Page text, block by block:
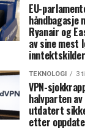
EU-
håndbagasje
Ryanair og
av sine mest
inntektskilder
TEKNOLOGI 3
VPN-
halvparten
utdatert
etter